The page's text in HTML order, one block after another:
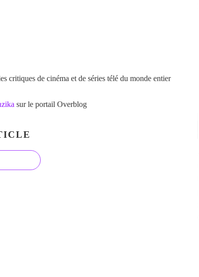
critiques de cinéma et de séries télé du monde entier
sur le portail Overblog